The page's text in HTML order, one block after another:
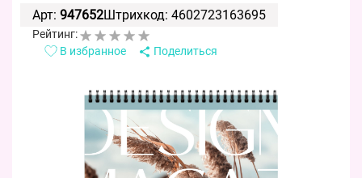
Арт: 947652Штрихкод: 4602723163695
Рейтинг:
В избранное
Поделиться